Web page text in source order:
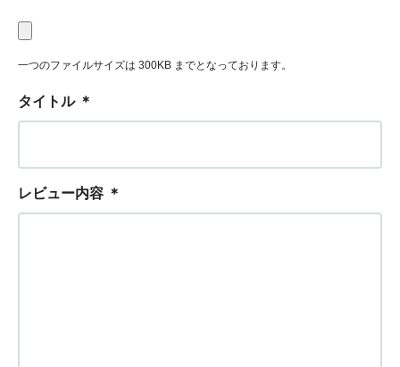
一つのファイルサイズは 300KB までとなっております。
タイトル ＊
レビュー内容 ＊